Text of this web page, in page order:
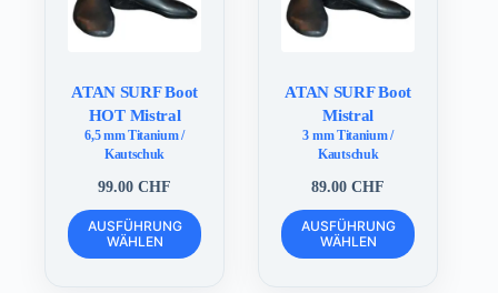
ATAN SURF Boot
HOT Mistral
6,5 mm Titanium /
Kautschuk
99.00CHF
AUSFÜHRUNG
WÄHLEN
Dieses
Produkt
weist
ATAN SURF Boot
Mistral
3 mm Titanium /
Kautschuk
89.00CHF
AUSFÜHRUNG
WÄHLEN
Dieses
Produkt
weist